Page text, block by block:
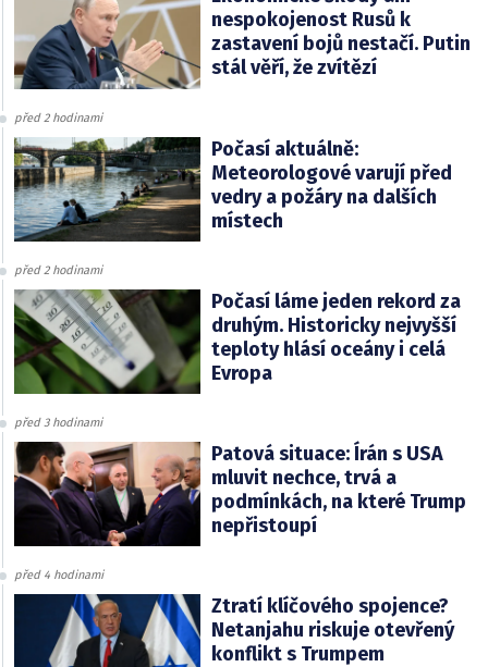
nespokojenost Rusů k
zastavení bojů nestačí. Putin
stál věří, že zvítězí
před 2 hodinami
Počasí aktuálně:
Meteorologové varují před
vedry a požáry na dalších
místech
před 2 hodinami
Počasí láme jeden rekord za
druhým. Historicky nejvyšší
teploty hlásí oceány i celá
Evropa
před 3 hodinami
Patová situace: Írán s USA
mluvit nechce, trvá a
podmínkách, na které Trump
nepřistoupí
před 4 hodinami
Ztratí klíčového spojence?
Netanjahu riskuje otevřený
konflikt s Trumpem